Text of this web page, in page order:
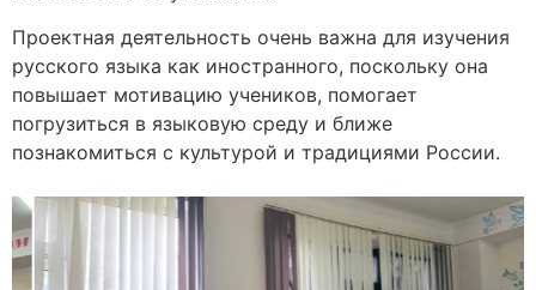
Проектная деятельность очень важна для изучения
русского языка как иностранного, поскольку она
повышает мотивацию учеников, помогает
погрузиться в языковую среду и ближе
познакомиться с культурой и традициями России.